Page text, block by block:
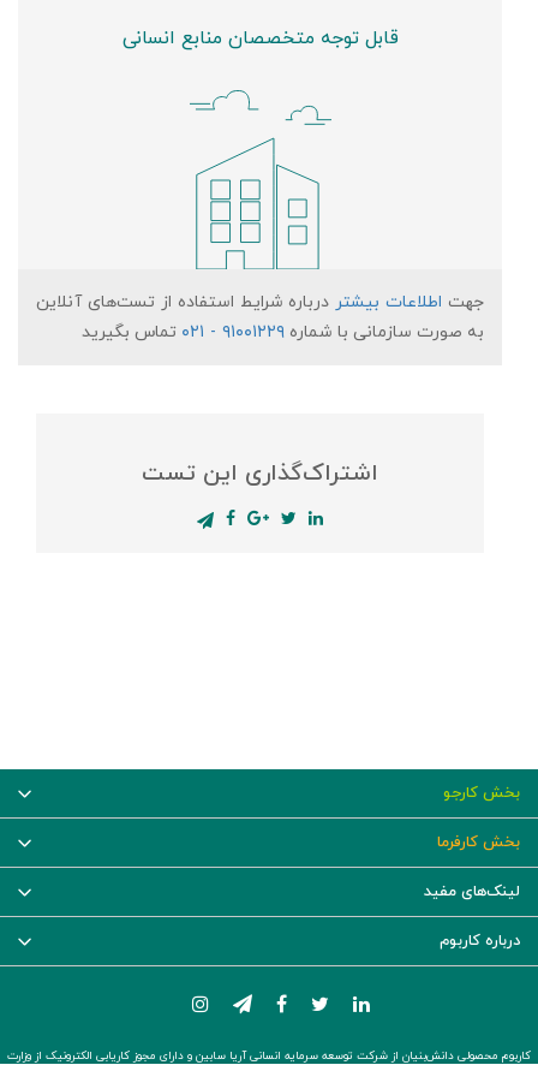
قابل توجه متخصصان منابع انسانی
جهت اطلاعات بیشتر درباره شرایط استفاده از تست‌های آنلاین
به صورت سازمانی با شماره ۹۱۰۰۱۲۲۹ - ۰۲۱ تماس بگیرید
اشتراک‌گذاری این تست
بخش کارجو
بخش کارفرما
لینک‌های مفید
درباره کاربوم
کاربوم محصولی دانش‌بنیان از شرکت توسعه سرمایه انسانی آریا سابین و دارای مجوز کاریابی الکترونیک از وزارت